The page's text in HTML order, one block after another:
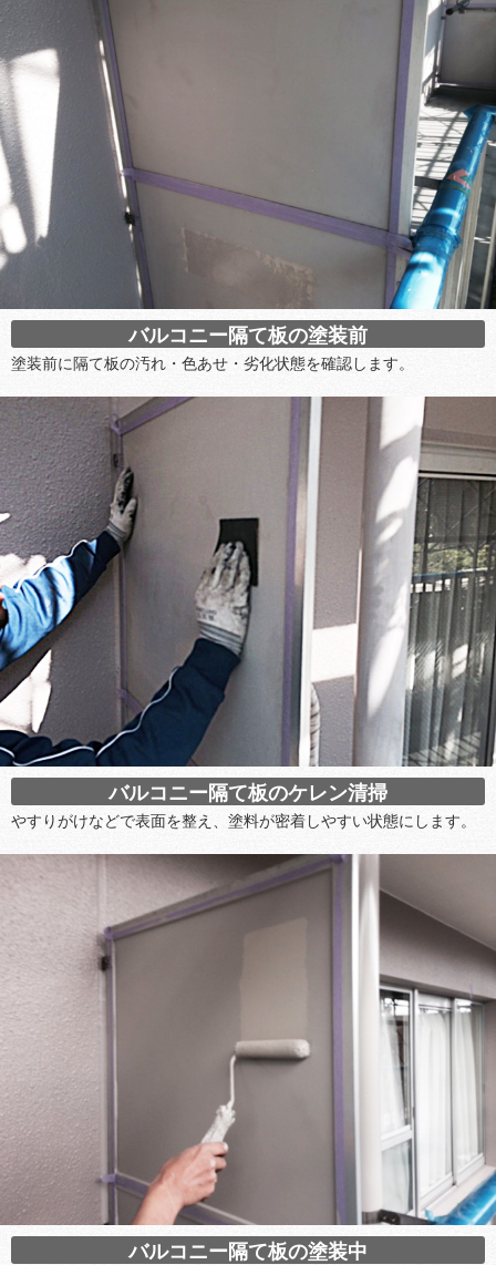
バルコニー隔て板の塗装前
塗装前に隔て板の汚れ・色あせ・劣化状態を確認します。
バルコニー隔て板のケレン清掃
やすりがけなどで表面を整え、塗料が密着しやすい状態にします。
バルコニー隔て板の塗装中